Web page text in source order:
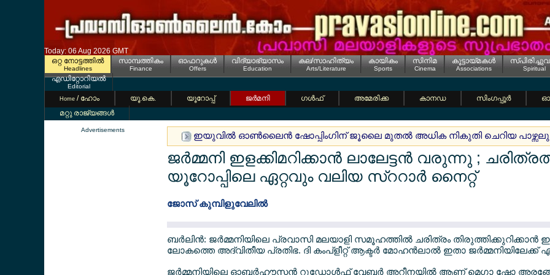
Today: 06 Aug 2026 GMT
ഒറ്റ നോട്ടത്തില്‍
Headlines
സാമ്പത്തികം
Finance
ഓഫറുകള്‍
Offers
വിദ്യാഭ്യാസം
Education
കല/സാഹിത്യം
Arts/Literature
കായികം
Sports
സിനിമ
Cinema
കൂട്ടായ്മകള്‍
Associations Spiritual
എഡിറ്റോറിയല്‍
Editorial
Home / ഹോം യൂ.കെ. യൂറോപ്പ് ജര്‍മനി ഗള്‍ഫ് അമേരിക്ക കാനഡ സിംഗപ്പൂര്‍
മറ്റു രാജ്യങ്ങള്‍
Advertisements
ഇയുവില്‍ ഓണ്‍ലൈന്‍ ഷോപ്പിംഗിന് ജൂലൈ മുതല്‍ അധിക നികുതി ചെറിയ
ജര്‍മ്മനി ഇളക്കിമറിക്കാന്‍ ലാലേട്ടന്‍ വരുന്നു ;
യൂറോപ്പിലെ ഏറ്റവും വലിയ സ്ററാര്‍ നൈറ്റ്
ജോസ് കുമ്പിളുവേലില്‍
ബര്‍ലിന്‍: ജര്‍മ്മനിയിലെ പ്രവാസി മലയാളി സമൂഹത്തില്‍ ചരിത്രം തിരുത്തിക്കുറിക്കാന്‍
ലോകത്തെ അദ്വിതീയ പ്രതിഭ. ദി കംപ്ളീറ്റ് ആക്ടര്‍ മോഹന്‍ലാല്‍ ഇതാ
ജര്‍മ്മനിയിലെ ഓബര്‍ഹൗസന്‍ റുഡോള്‍ഫ് വേബര്‍ അറീനയില്‍ ആണ് മെഗാ ഷോ